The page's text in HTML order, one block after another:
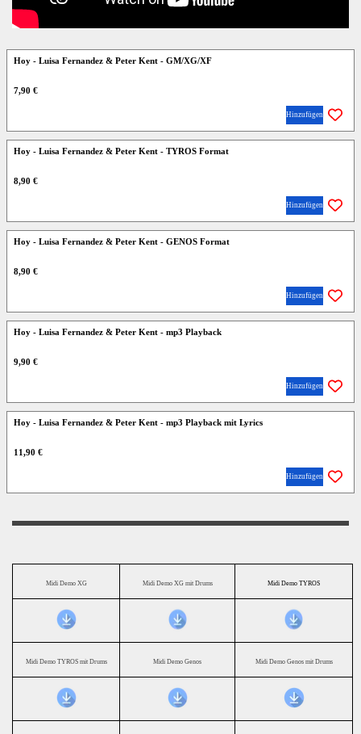
Hoy - Luisa Fernandez & Peter Kent - GM/XG/XF
7,90 €
Hinzufügen
Hoy - Luisa Fernandez & Peter Kent - TYROS Format
8,90 €
Hinzufügen
Hoy - Luisa Fernandez & Peter Kent - GENOS Format
8,90 €
Hinzufügen
Hoy - Luisa Fernandez & Peter Kent - mp3 Playback
9,90 €
Hinzufügen
Hoy - Luisa Fernandez & Peter Kent - mp3 Playback mit Lyrics
11,90 €
Hinzufügen
Midi Demo XG Midi Demo XG mit Drums Midi Demo TYROS
Midi Demo TYROS mit Drums Midi Demo Genos Midi Demo Genos mit Drums